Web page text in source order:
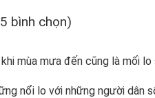
bình chọn)
mùa mưa đến cũng là mối
nổi lo với những người dân